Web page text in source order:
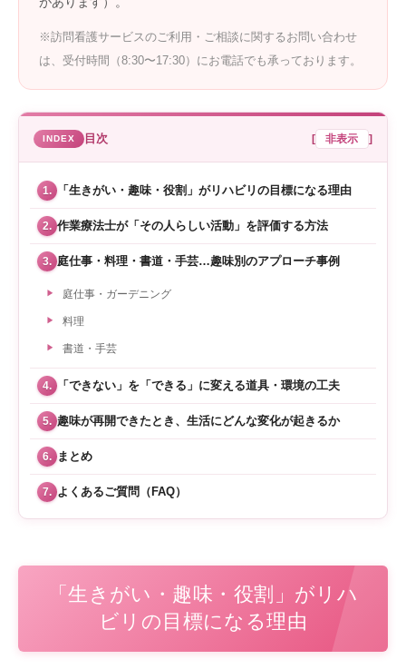
※訪問看護サービスのご利用・ご相談に関するお問い合わせ
は、受付時間（8:30〜17:30）にお電話でも承っております。
目次 [ 非表示 ]
1. 「生きがい・趣味・役割」がリハビリの目標になる理由
2. 作業療法士が「その人らしい活動」を評価する方法
3. 庭仕事・料理・書道・手芸…趣味別のアプローチ事例
庭仕事・ガーデニング
料理
書道・手芸
4. 「できない」を「できる」に変える道具・環境の工夫
5. 趣味が再開できたとき、生活にどんな変化が起きるか
6. まとめ
7. よくあるご質問（FAQ）
「生きがい・趣味・役割」がリハ
ビリの目標になる理由